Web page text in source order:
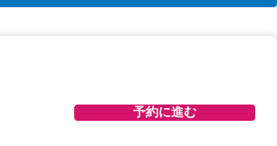
予約に進む